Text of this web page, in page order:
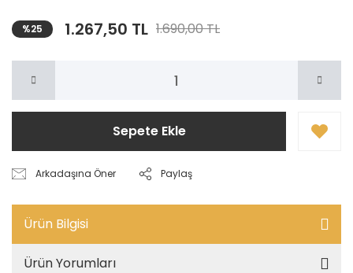
%25 1.267,50 TL 1.690,00 TL
Sepete Ekle
Arkadaşına Öner Paylaş
Ürün Bilgisi
Ürün Yorumları